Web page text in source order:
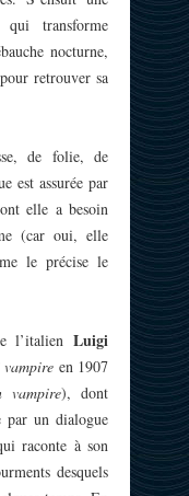
qui transforme
nocturne,
retrouver sa
de folie, de
est assurée par
elle a besoin
(car oui, elle
le précise le
l’italien Luigi
en 1907
vampire), dont
par un dialogue
raconte à son
desquels